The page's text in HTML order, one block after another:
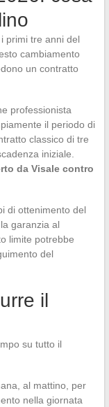
primi tre anni del
cambiamento
un contratto
professionista
il periodo di
classico di tre
iniziale.
da Visale contro
di ottenimento del
garanzia al
limite potrebbe
del
il
su tutto il
al mattino, per
nella giornata